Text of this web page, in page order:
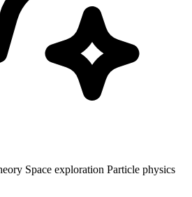
Space exploration Particle physics